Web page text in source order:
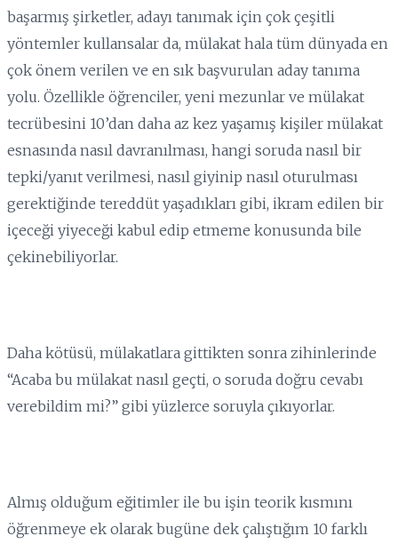
başarmış şirketler, adayı tanımak için çok çeşitli
yöntemler kullansalar da, mülakat hala tüm dünyada en
çok önem verilen ve en sık başvurulan aday tanıma
yolu. Özellikle öğrenciler, yeni mezunlar ve mülakat
tecrübesini 10’dan daha az kez yaşamış kişiler mülakat
esnasında nasıl davranılması, hangi soruda nasıl bir
tepki/yanıt verilmesi, nasıl giyinip nasıl oturulması
gerektiğinde tereddüt yaşadıkları gibi, ikram edilen bir
içeceği yiyeceği kabul edip etmeme konusunda bile
çekinebiliyorlar.
Daha kötüsü, mülakatlara gittikten sonra zihinlerinde
“Acaba bu mülakat nasıl geçti, o soruda doğru cevabı
verebildim mi?” gibi yüzlerce soruyla çıkıyorlar.
Almış olduğum eğitimler ile bu işin teorik kısmını
öğrenmeye ek olarak bugüne dek çalıştığım 10 farklı